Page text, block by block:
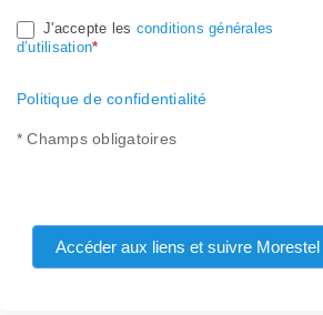
J'accepte les conditions générales
d’utilisation*
Politique de confidentialité
* Champs obligatoires
Accéder aux liens et suivre Morestel